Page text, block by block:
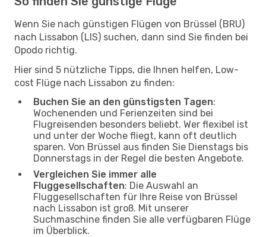
Wenn Sie nach günstigen Flügen von Brüssel (BRU)
nach Lissabon (LIS) suchen, dann sind Sie finden bei
Opodo richtig.
Hier sind 5 nützliche Tipps, die Ihnen helfen, Low-
cost Flüge nach Lissabon zu finden:
Buchen Sie an den günstigsten Tagen:
Wochenenden und Ferienzeiten sind bei
Flugreisenden besonders beliebt. Wer flexibel ist
und unter der Woche fliegt, kann oft deutlich
sparen. Von Brüssel aus finden Sie Dienstags bis
Donnerstags in der Regel die besten Angebote.
Vergleichen Sie immer alle
Fluggesellschaften: Die Auswahl an
Fluggesellschaften für Ihre Reise von Brüssel
nach Lissabon ist groß. Mit unserer
Suchmaschine finden Sie alle verfügbaren Flüge
im Überblick.